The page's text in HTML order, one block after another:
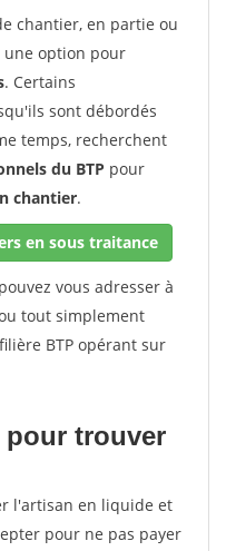
chantier, en partie ou
option pour
. Certains
sont débordés
temps, recherchent
du BTP pour
chantier.
en sous traitance
vous adresser à
tout simplement
BTP opérant sur
trouver
l'artisan en liquide et
pour ne pas payer